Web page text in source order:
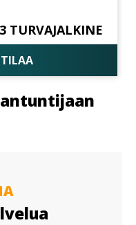
TURVAJALKINE